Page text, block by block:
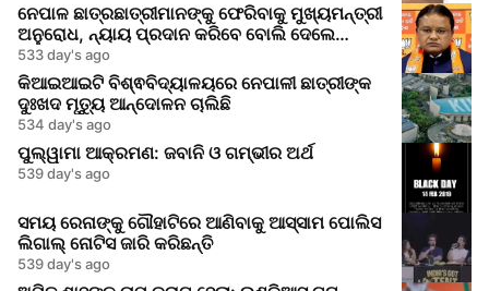
ନେପାଳ ଛାତ୍ରଛାତ୍ରୀମାନଙ୍କୁ ଫେରିବାକୁ ମୁଖ୍ୟମନ୍ତ୍ରୀ
ଅନୁରୋଧ, ନ୍ୟାୟ ପ୍ରଦାନ କରିବେ ବୋଲି ଦେଲେ
ଆଶ୍ୱାସନା
533 day's ago
କିଆଇଆଇଟି ବିଶ୍ଵବିଦ୍ୟାଳୟରେ ନେପାଳୀ ଛାତ୍ରୀଙ୍କ
ଦୁଃଖଦ ମୃତ୍ୟୁ ଆନ୍ଦୋଳନ ଚାଲିଛି
534 day's ago
ପୁଲ୍ୱାମା ଆକ୍ରମଣ: ଜବାନି ଓ ଗମ୍ଭୀର ଅର୍ଥ
539 day's ago
ସମୟ ରେନାଙ୍କୁ ଗୌହାଟିରେ ଆଣିବାକୁ ଆସ୍ସାମ ପୋଲିସ
ଲିଗାଲ୍ ନୋଟିସ ଜାରି କରିଛନ୍ତି
539 day's ago